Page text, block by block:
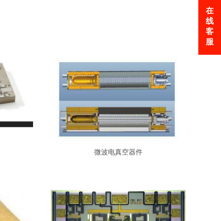
微波电真空器件
在
线
客
服